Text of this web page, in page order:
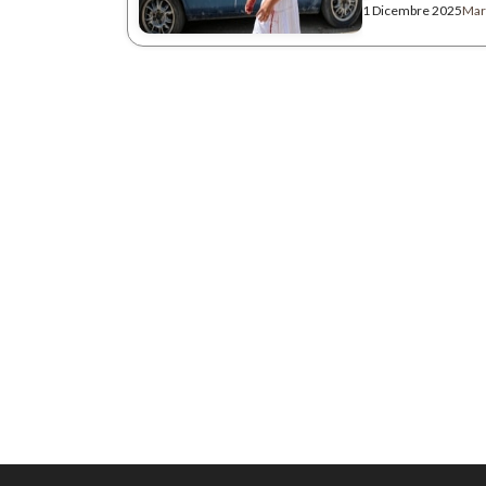
1 Dicembre 2025